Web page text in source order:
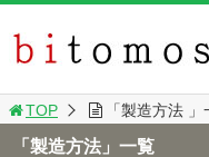
TOP 「製造方法 」
「製造方法」一覧